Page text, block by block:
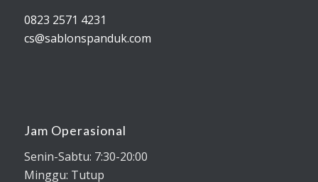
0823 2571 4231
cs@sablonspanduk.com
Jam Operasional
Senin-Sabtu: 7:30-20:00
Minggu: Tutup